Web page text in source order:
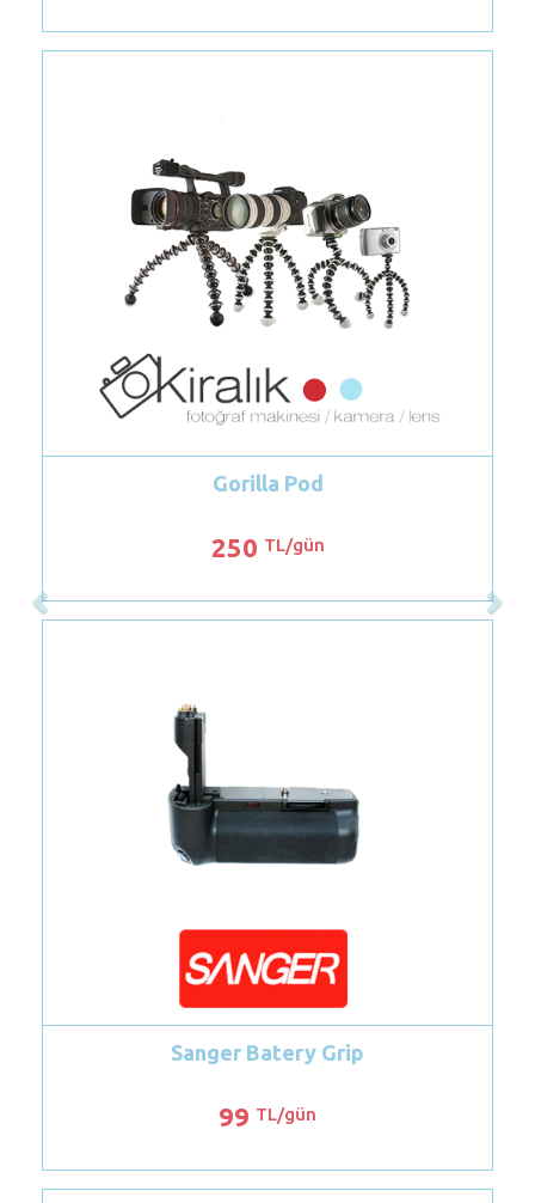
Gorilla Pod
TL/gün
Sanger Batery Grip